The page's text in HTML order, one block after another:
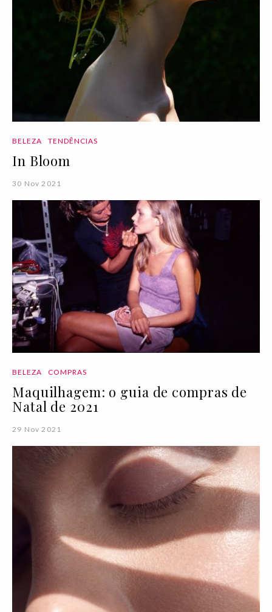
BELEZA TENDÊNCIAS
In Bloom
30 Nov 2021
BELEZA COMPRAS
Maquilhagem: o guia de compras de
Natal de 2021
29 Nov 2021